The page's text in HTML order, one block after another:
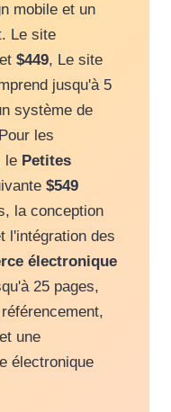
mobile et un
Le site
$449, Le site
jusqu'à 5
système de
les
le Petites
$549
la conception
l'intégration des
électronique
25 pages,
une
électronique